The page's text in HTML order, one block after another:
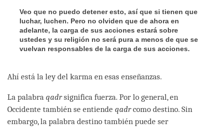
Veo que no puedo detener esto, así que si tienen que
luchar, luchen. Pero no olviden que de ahora en
adelante, la carga de sus acciones estará sobre
ustedes y su religión no será pura a menos de que se
vuelvan responsables de la carga de sus acciones.
Ahí está la ley del karma en esas enseñanzas.
La palabra qadrsignifica fuerza. Por lo general, en
Occidente también se entiende qadrcomo destino. Sin
embargo, la palabra destino también puede ser